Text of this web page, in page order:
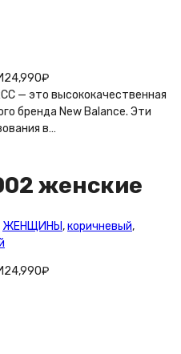
24,990₽
— это высококачественная
бренда New Balance. Эти
в…
женские
ЖЕНЩИНЫ ,коричневый,
24,990₽